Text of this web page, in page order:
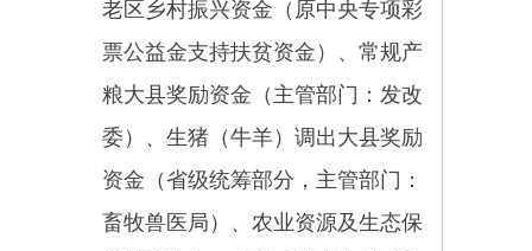
自治区资金13项：自治区财政
衔接推进乡村振兴补助资金（主管
部门：乡村振兴局民宗局发改委农
业农村局畜牧兽医局林草局）、自
（主管部门：农业农村局）、自治